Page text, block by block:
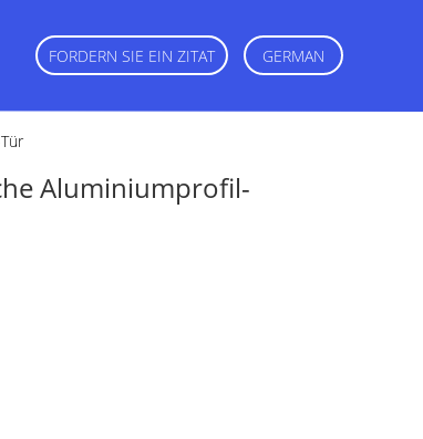
FORDERN SIE EIN ZITAT GERMAN
Aluminiumprofil-